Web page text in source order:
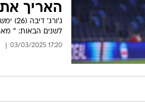
האריך את
לשנים הבאות: "
17:20 03/03/2025